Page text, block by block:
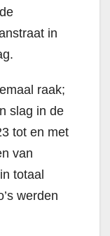
in
raak;
slag in de
tot en met
van
totaal
werden